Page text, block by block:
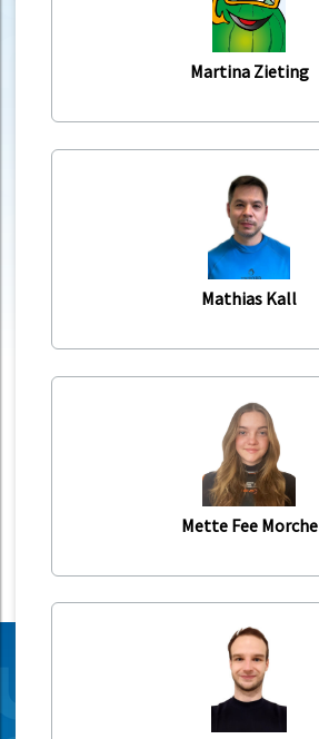
Martina Zieting
Mathias Kall
Mette Fee Morche